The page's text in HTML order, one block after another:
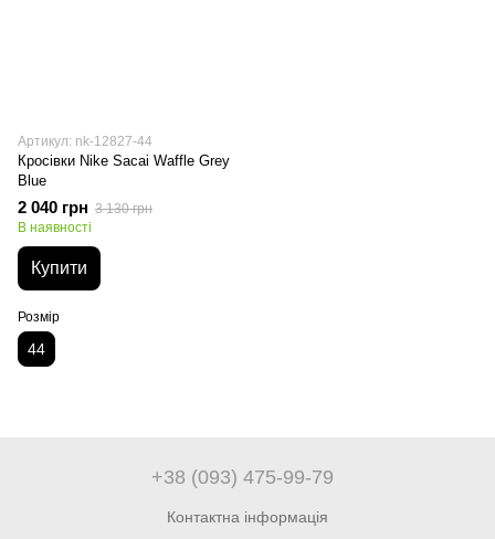
Артикул: nk-12827-44
Кросівки Nike Sacai Waffle Grey
Blue
2 040 грн 3 130 грн
В наявності
Купити
Розмір
44
+38 (093) 475-99-79
Контактна інформація